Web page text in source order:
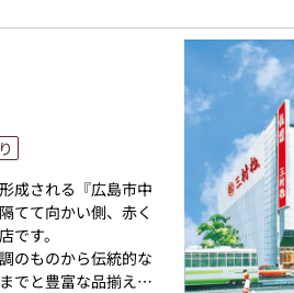
ただき、聞きにく
ります。
成される『広島市中
てて向かい側、赤く
です。
のものから伝統的な
でと豊富な品揃え。